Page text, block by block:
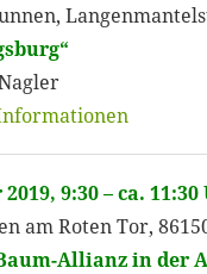
9:30 – ca.
am Roten Tor,
Allianz in der